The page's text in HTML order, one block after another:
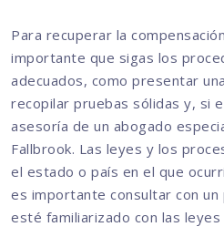
Para recuperar la
importante que sigas los
adecuados, como presentar
recopilar pruebas sólidas y, si
asesoría de un abogado
Fallbrook. Las leyes y los
el estado o país en el que
es importante consultar con
esté familiarizado con las leyes